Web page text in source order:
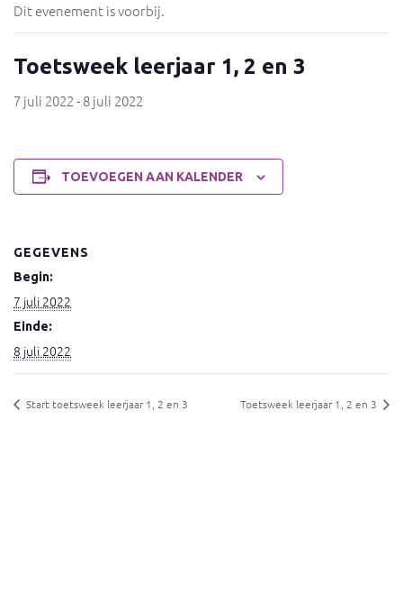
Dit evenement is voorbij.
Toetsweek leerjaar 1, 2 en 3
7 juli 2022-8 juli 2022
TOEVOEGEN AAN KALENDER
GEGEVENS
Begin:
7 juli 2022
Einde:
8 juli 2022
Start toetsweek leerjaar 1, 2 en 3 Toetsweek leerjaar 1, 2 en 3